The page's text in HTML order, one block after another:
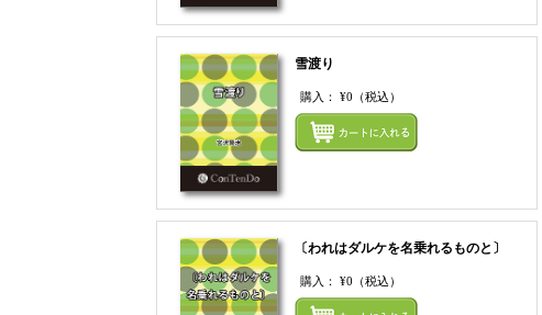
雪渡り
購入： ¥0 （税込）
〔われはダルケを名乗れるものと〕
購入： ¥0 （税込）